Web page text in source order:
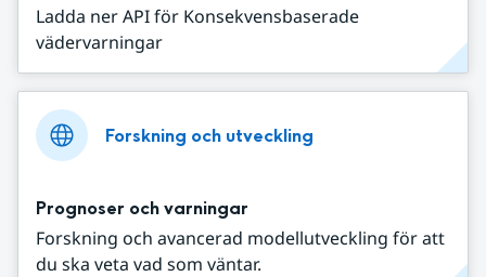
Ladda ner API för Konsekvensbaserade
vädervarningar
Forskning och utveckling
Prognoser och varningar
Forskning och avancerad modellutveckling för att
du ska veta vad som väntar.